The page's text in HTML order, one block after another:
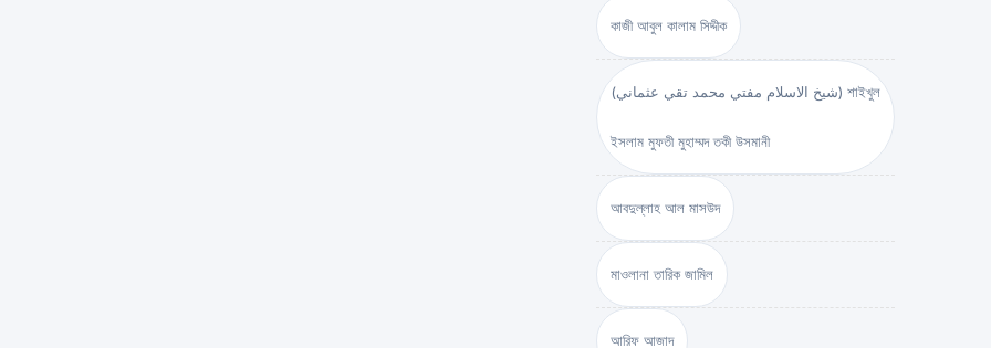
কাজী আবুল কালাম সিদ্দীক
(شيخ الاسلام مفتي محمد تقي عثماني) শাইখুল
ইসলাম মুফতী মুহাম্মদ তকী উসমানী
আবদুল্লাহ আল মাসউদ
মাওলানা তারিক জামিল
আরিফ আজাদ